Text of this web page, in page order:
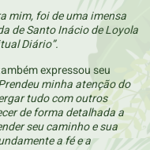
mim, foi de uma imensa
de Santo Inácio de Loyola
Diário”.
expressou seu
minha atenção do
tudo com outros
de forma detalhada a
seu caminho e sua
a fé e a